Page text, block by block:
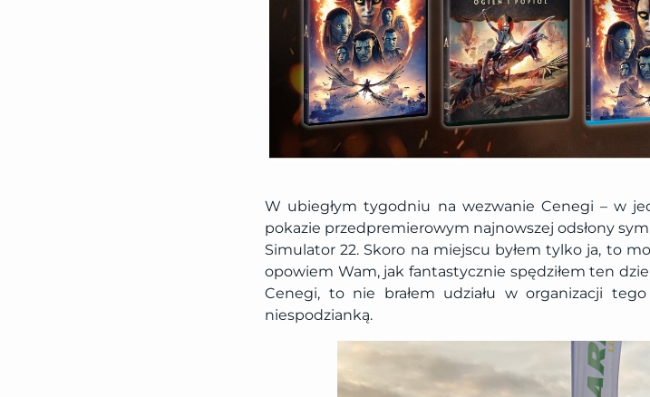
W ubiegłym tygodniu na wezwanie Cenegi – w
pokazie przedpremierowym najnowszej odsłony
Simulator 22. Skoro na miejscu byłem tylko ja, to
opowiem Wam, jak fantastycznie spędziłem ten
Cenegi, to nie brałem udziału w organizacji
niespodzianką.